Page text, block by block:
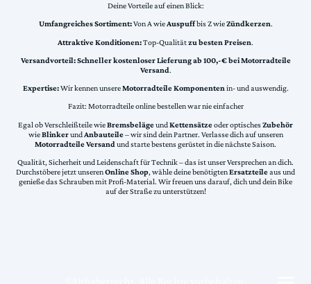
Deine Vorteile auf einen Blick:
Umfangreiches Sortiment:Von A wieAuspuffbis Z wieZündkerzen.
Attraktive Konditionen:Top-Qualitätzu besten Preisen.
Versandvorteil:Schneller kostenloser Lieferung ab 100,-€ bei Motorradteile
Versand.
Expertise:Wir kennen unsereMotorradteile Komponentenin- und auswendig.
Fazit: Motorradteile online bestellen war nie einfacher
Egal ob Verschleißteile wieBremsbelägeundKettensätzeoder optischesZubehör
wieBlinkerundAnbauteile– wir sind dein Partner. Verlasse dich auf unseren
Motorradteile Versand und starte bestens gerüstet in die nächste Saison.
Qualität, Sicherheit und Leidenschaft für Technik – das ist unser Versprechen an dich.
Durchstöbere jetzt unserenOnline Shop, wähle deine benötigtenErsatzteileaus und
genieße das Schrauben mit Profi-Material. Wir freuen uns darauf, dich und dein Bike
auf der Straße zu unterstützen!